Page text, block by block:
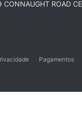
ROAD
Pagamentos